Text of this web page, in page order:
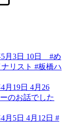
5月3日 10日 #め
リスト #板橋ハ
月19日 4月26
のお話でした
月5日 4月12日 #